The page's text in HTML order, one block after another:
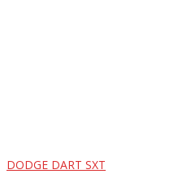
DODGE DART SXT